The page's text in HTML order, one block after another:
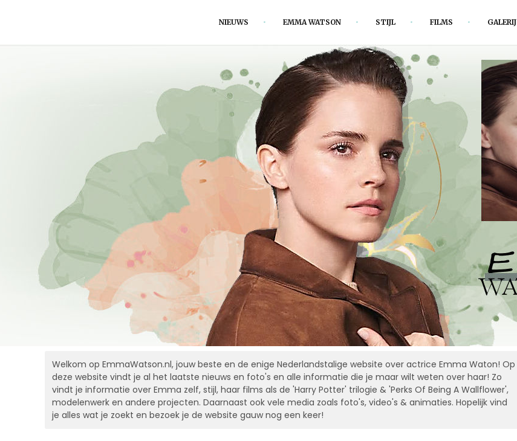
NIEUWS EMMA WATSON STIJL FILMS GALERIJ
Welkom op EmmaWatson.nl, jouw beste en de enige Nederlandstalige website over actrice Emma Waton! Op
deze website vindt je al het laatste nieuws en foto's en alle informatie die je maar wilt weten over haar! Zo
vindt je informatie over Emma zelf, stijl, haar films als de 'Harry Potter' trilogie & 'Perks Of Being A Wallflower',
modelenwerk en andere projecten. Daarnaast ook vele media zoals foto's, video's & animaties. Hopelijk vind
je alles wat je zoekt en bezoek je de website gauw nog een keer!